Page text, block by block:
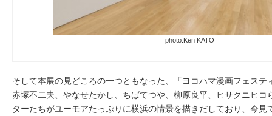
photo:Ken KATO
そして本展の見どころの一つともなった、「ヨコハマ漫画フェステ
赤塚不二夫、やなせたかし、ちばてつや、柳原良平、ヒサクニヒコ
ターたちがユーモアたっぷりに横浜の情景を描きだしており、今見